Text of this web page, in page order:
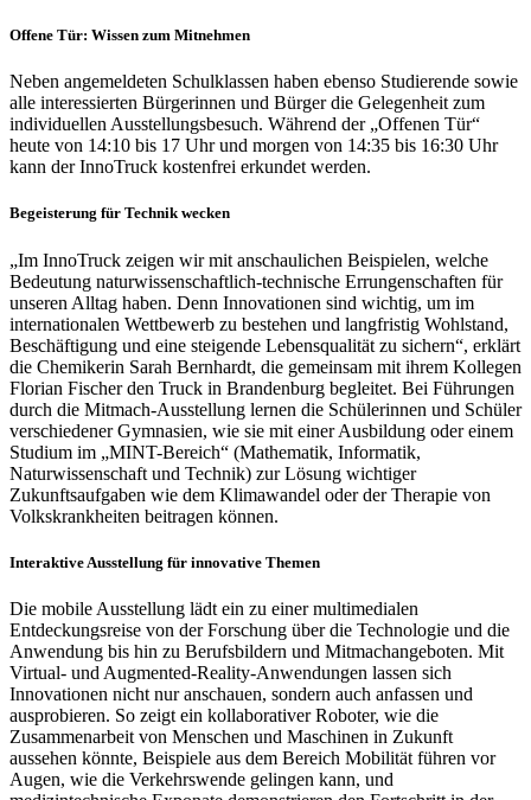
Offene Tür: Wissen zum Mitnehmen
Neben angemeldeten Schulklassen haben ebenso Studierende sowie
alle interessierten Bürgerinnen und Bürger die Gelegenheit zum
individuellen Ausstellungsbesuch. Während der „Offenen Tür“
heute von 14:10 bis 17 Uhr und morgen von 14:35 bis 16:30 Uhr
kann der InnoTruck kostenfrei erkundet werden.
Begeisterung für Technik wecken
„Im InnoTruck zeigen wir mit anschaulichen Beispielen, welche
Bedeutung naturwissenschaftlich-technische Errungenschaften für
unseren Alltag haben. Denn Innovationen sind wichtig, um im
internationalen Wettbewerb zu bestehen und langfristig Wohlstand,
Beschäftigung und eine steigende Lebensqualität zu sichern“, erklärt
die Chemikerin Sarah Bernhardt, die gemeinsam mit ihrem Kollegen
Florian Fischer den Truck in Brandenburg begleitet. Bei Führungen
durch die Mitmach-Ausstellung lernen die Schülerinnen und Schüler
verschiedener Gymnasien, wie sie mit einer Ausbildung oder einem
Studium im „MINT-Bereich“ (Mathematik, Informatik,
Naturwissenschaft und Technik) zur Lösung wichtiger
Zukunftsaufgaben wie dem Klimawandel oder der Therapie von
Volkskrankheiten beitragen können.
Interaktive Ausstellung für innovative Themen
Die mobile Ausstellung lädt ein zu einer multimedialen
Entdeckungsreise von der Forschung über die Technologie und die
Anwendung bis hin zu Berufsbildern und Mitmachangeboten. Mit
Virtual- und Augmented-Reality-Anwendungen lassen sich
Innovationen nicht nur anschauen, sondern auch anfassen und
ausprobieren. So zeigt ein kollaborativer Roboter, wie die
Zusammenarbeit von Menschen und Maschinen in Zukunft
aussehen könnte, Beispiele aus dem Bereich Mobilität führen vor
Augen, wie die Verkehrswende gelingen kann, und